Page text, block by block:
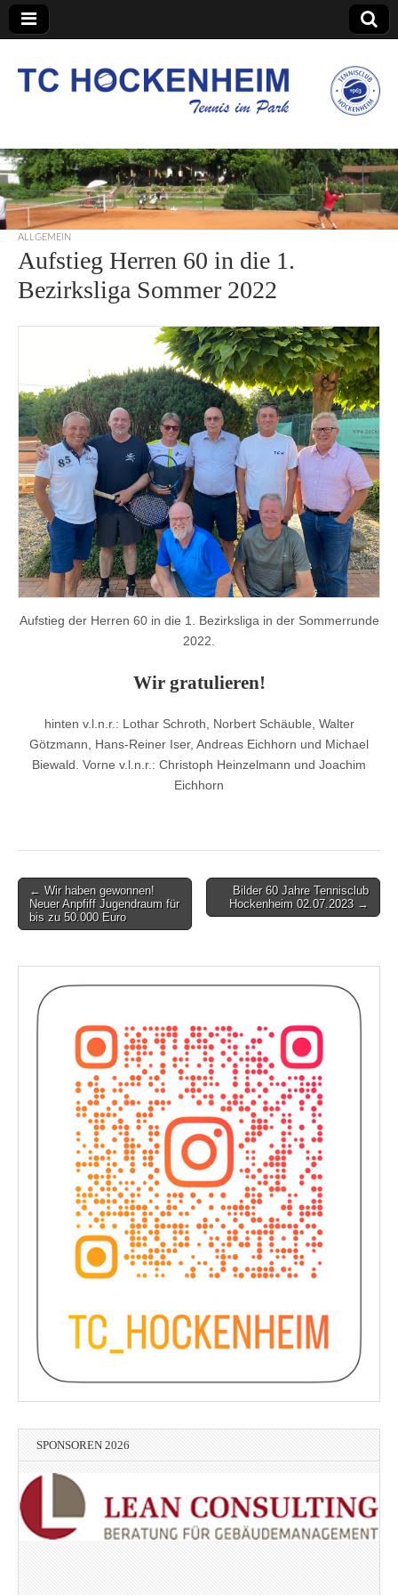
TC Hockenheim
ALLGEMEIN
Aufstieg Herren 60 in die 1.
Bezirksliga Sommer 2022
Aufstieg der Herren 60 in die 1. Bezirksliga in der Sommerrunde
2022.
Wir gratulieren!
hinten v.l.n.r.: Lothar Schroth, Norbert Schäuble, Walter
Götzmann, Hans-Reiner Iser, Andreas Eichhorn und Michael
Biewald. Vorne v.l.n.r.: Christoph Heinzelmann und Joachim
Eichhorn
Post
navigation
← Wir haben gewonnen!
Neuer Anpfiff Jugendraum für
bis zu 50.000 Euro
Bilder 60 Jahre Tennisclub
Hockenheim 02.07.2023 →
SPONSOREN 2026